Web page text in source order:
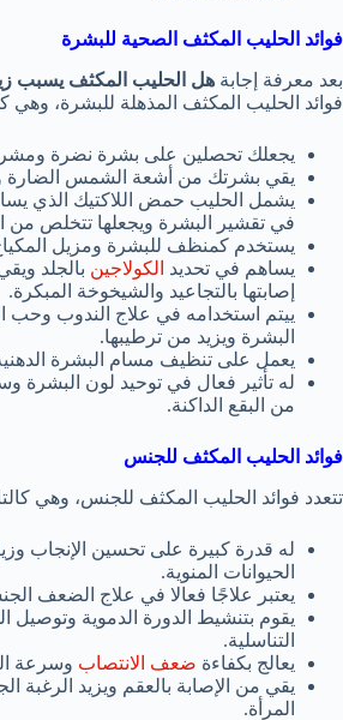
فوائد الحليب المكثف الصحية للبشرة
بعد معرفة إجابة هل الحليب المكثف يسبب
فوائد الحليب المكثف المذهلة للبشرة، وهي
يجعلك تحصلين على بشرة نضرة
يقي بشرتك من أشعة الشمس الضارة
يشمل الحليب حمض اللاكتيك الذي
في تقشير البشرة ويجعلها تتخلص من
يستخدم كمنظف للبشرة ومزيل
يساهم في تحديد الكولاجين بالجلد
إصابتها بالتجاعيد والشيخوخة المبكرة.
ييتم استخدامه في علاج الندوب وحب
البشرة ويزيد من ترطيبها.
يعمل على تنظيف مسام البشرة
له تأثير فعال في توحيد لون البشرة
من البقع الداكنة.
فوائد الحليب المكثف للجنس
تتعدد فوائد الحليب المكثف للجنس، وهي
له قدرة كبيرة على تحسين الإنجاب
الحيوانات المنوية.
يعتبر علاجًا فعالا في علاج الضعف
يقوم بتنشيط الدورة الدموية وتوصيل
التناسلية.
يعالج بكفاءة ضعف الانتصاب وسرعة
يقي من الإصابة بالعقم ويزيد الرغبة
المرأة.